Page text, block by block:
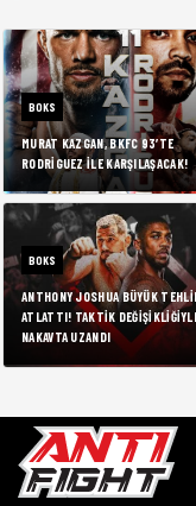
BOKS
MURAT KAZGAN, BKFC 93’TE
RODRIGUEZ ILE KARŞILAŞACAK!
BOKS
ANTHONY JOSHUA BÜYÜK
ATLATTI! TAKTIK
NAKAVTA UZANDI